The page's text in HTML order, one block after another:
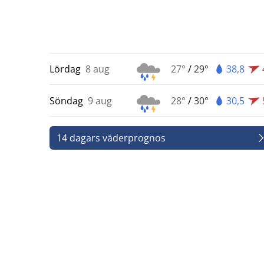
Lördag 8 aug 27° /29° 38,8
Söndag 9 aug 28° /30° 30,5
14 dagars väderprognos